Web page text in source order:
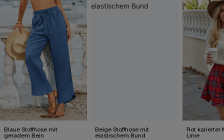
Blaue Stoffhose mit
geradem Bein
Beige Stoffhose mit
elastischem Bund
Rot karierter
Linie